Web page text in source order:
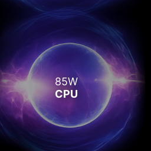
85W
CPU